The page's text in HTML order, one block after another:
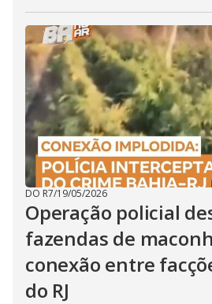
DO R7/19/05/2026
Operação policial
fazendas de
conexão entre
do RJ